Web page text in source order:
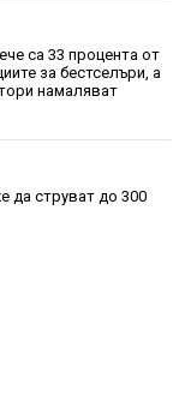
са 33 процента от
за бестселъри, а
намаляват
да струват до 300